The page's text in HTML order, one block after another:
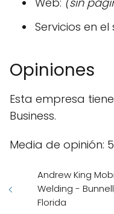
Servicios en el
Opiniones
Esta empresa
Business.
Media de opinión:
Andrew King
Welding -
Florida